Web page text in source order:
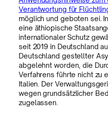
Verantwortung für
möglich und geboten sei.
eine äthiopische
internationaler Schutz
seit 2019 in Deutschland
Deutschland gestellter
abgelehnt worden, die
Verfahrens führte nicht zu
Italien. Der
wegen grundsätzlicher
zugelassen.